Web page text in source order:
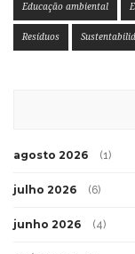
Educação ambiental
Resíduos
agosto 2026 (1)
julho 2026 (6)
junho 2026 (4)